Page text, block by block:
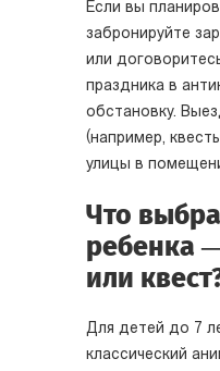
Если вы
забронируйте
или
праздника в
обстановку.
(например,
улицы в
Что
ребенка
или
Для детей до 7
классический